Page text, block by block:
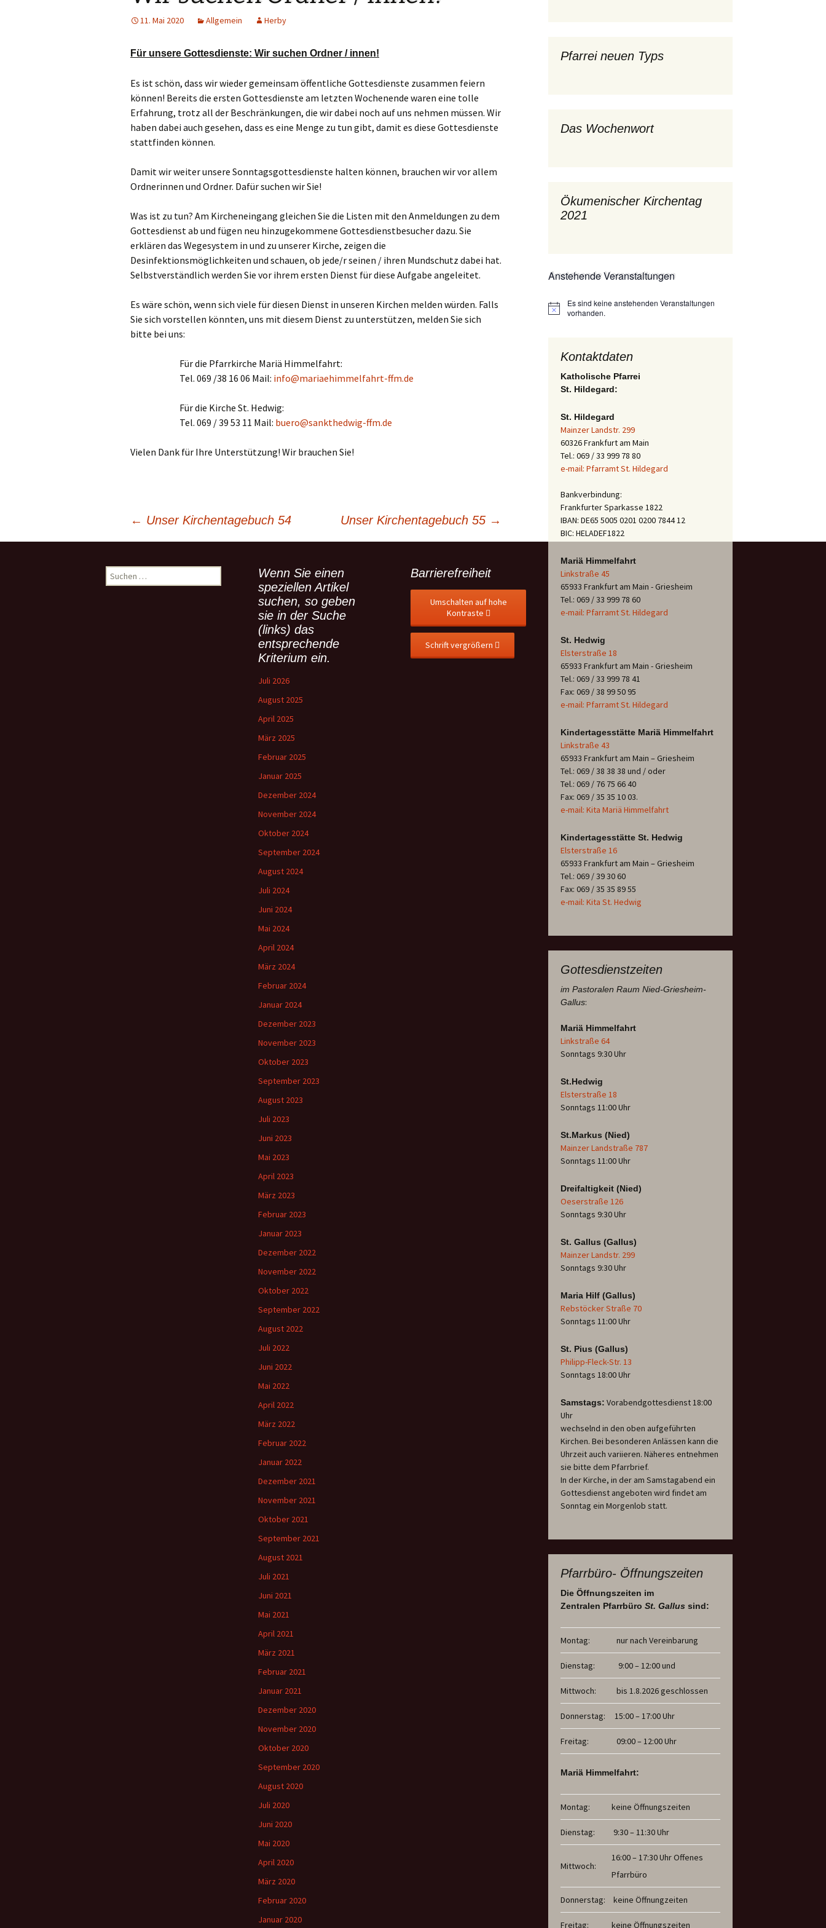
Hedwigsforum (ext. Link)
Link)
St. Gallus (ext. Link)
Haus am Dom (ext. Link)
Bartholomäus (ext. Link)
Link)
Bistum Limburg (ext.
Link)
Jugendkirche Jona (ext.
Vereinsring Griesheim
(ext. Link)
PGR-Wahl 2019
Prävention im Bistum
Limburg
Stadtkirchenforum
Stellenausschreibungen
Terminplan
Unsere Kirchen und
Gemeindehäuser
Kirche Mariä Himmelfahrt
Das Pfarrhaus
Haus im Haus
Himmelfahrt
Aus dem Archiv
Vermietungen
Wochenblatt
Startseite
Trauung
Eltern-Kind-GruppeSeniorenarbeit
Tauffamilien
Tauffamilien
Unser Wochenwort
11. Mai 2020 Allgemein Herby
Für unsere Gottesdienste: Wir suchen Ordner / innen!
Es ist schön, dass wir wieder gemeinsam öffentliche Gottesdienste zusammen feiern
können! Bereits die ersten Gottesdienste am letzten Wochenende waren eine tolle
Erfahrung, trotz all der Beschränkungen, die wir dabei noch auf uns nehmen müssen. Wir
haben dabei auch gesehen, dass es eine Menge zu tun gibt, damit es diese Gottesdienste
stattfinden können.
Damit wir weiter unsere Sonntagsgottesdienste halten können, brauchen wir vor allem
Ordnerinnen und Ordner. Dafür suchen wir Sie!
Was ist zu tun? Am Kircheneingang gleichen Sie die Listen mit den Anmeldungen zu dem
Gottesdienst ab und fügen neu hinzugekommene Gottesdienstbesucher dazu. Sie
erklären das Wegesystem in und zu unserer Kirche, zeigen die
Desinfektionsmöglichkeiten und schauen, ob jede/r seinen / ihren Mundschutz dabei hat.
Selbstverständlich werden Sie vor ihrem ersten Dienst für diese Aufgabe angeleitet.
Es wäre schön, wenn sich viele für diesen Dienst in unseren Kirchen melden würden. Falls
Sie sich vorstellen könnten, uns mit diesem Dienst zu unterstützen, melden Sie sich
bitte bei uns:
Für die Pfarrkirche Mariä Himmelfahrt:
Tel. 069 /38 16 06 Mail: info@mariaehimmelfahrt-ffm.de
Für die Kirche St. Hedwig:
Tel. 069 / 39 53 11 Mail: buero@sankthedwig-ffm.de
Vielen Dank für Ihre Unterstützung! Wir brauchen Sie!
Beitragsnavigation
← Unser Kirchentagebuch 54 Unser Kirchentagebuch 55 →
Pfarrei neuen Typs
Das Wochenwort
Ökumenischer Kirchentag
2021
Anstehende Veranstaltungen
Hinweis
Es sind keine anstehenden Veranstaltungen
vorhanden.
Kontaktdaten
Katholische Pfarrei
St. Hildegard:
St. Hildegard
Mainzer Landstr. 299
60326 Frankfurt am Main
Tel.: 069 / 33 999 78 80
e-mail: Pfarramt St. Hildegard
Bankverbindung:
Frankfurter Sparkasse 1822
IBAN: DE65 5005 0201 0200 7844 12
BIC: HELADEF1822
Mariä Himmelfahrt
Linkstraße 45
65933 Frankfurt am Main - Griesheim
Tel.: 069 / 33 999 78 60
e-mail: Pfarramt St. Hildegard
St. Hedwig
Elsterstraße 18
65933 Frankfurt am Main - Griesheim
Tel.: 069 / 33 999 78 41
Fax: 069 / 38 99 50 95
e-mail: Pfarramt St. Hildegard
Kindertagesstätte Mariä Himmelfahrt
Linkstraße 43
65933 Frankfurt am Main – Griesheim
Tel.: 069 / 38 38 38 und / oder
Tel.: 069 / 76 75 66 40
Fax: 069 / 35 35 10 03.
e-mail: Kita Mariä Himmelfahrt
Kindertagesstätte St. Hedwig
Elsterstraße 16
65933 Frankfurt am Main – Griesheim
Tel.: 069 / 39 30 60
Fax: 069 / 35 35 89 55
e-mail: Kita St. Hedwig
Gottesdienstzeiten
im Pastoralen Raum Nied-Griesheim-
Gallus:
Mariä Himmelfahrt
Linkstraße 64
Sonntags 9:30 Uhr
St.Hedwig
Elsterstraße 18
Sonntags 11:00 Uhr
St.Markus (Nied)
Mainzer Landstraße 787
Sonntags 11:00 Uhr
Dreifaltigkeit (Nied)
Oeserstraße 126
Sonntags 9:30 Uhr
St. Gallus (Gallus)
Mainzer Landstr. 299
Sonntags 9:30 Uhr
Maria Hilf (Gallus)
Rebstöcker Straße 70
Sonntags 11:00 Uhr
St. Pius (Gallus)
Philipp-Fleck-Str. 13
Sonntags 18:00 Uhr
Samstags: Vorabendgottesdienst 18:00
Uhr
wechselnd in den oben aufgeführten
Kirchen. Bei besonderen Anlässen kann die
Uhrzeit auch variieren. Näheres entnehmen
sie bitte dem Pfarrbrief.
In der Kirche, in der am Samstagabend ein
Gottesdienst angeboten wird findet am
Sonntag ein Morgenlob statt.
Pfarrbüro- Öffnungszeiten
Die Öffnungszeiten im
Zentralen Pfarrbüro St. Gallus sind:
Montag: nur nach Vereinbarung
Dienstag: 9:00 – 12:00 und
Mittwoch: bis 1.8.2026 geschlossen
Donnerstag: 15:00 – 17:00 Uhr
Freitag: 09:00 – 12:00 Uhr
Mariä Himmelfahrt:
Montag: keine Öffnungszeiten
Dienstag: 9:30 – 11:30 Uhr
Mittwoch:
16:00 – 17:30 Uhr Offenes
Pfarrbüro
Donnerstag: keine Öffnungzeiten
Freitag: keine Öffnungszeiten
u
Wenn Sie einen
speziellen Artikel
suchen, so geben
sie in der Suche
(links) das
entsprechende
Kriterium ein.
Juli 2026
August 2025
April 2025
März 2025
Februar 2025
Januar 2025
Dezember 2024
November 2024
Oktober 2024
September 2024
August 2024
Juli 2024
Juni 2024
Mai 2024
April 2024
März 2024
Februar 2024
Januar 2024
Dezember 2023
November 2023
Oktober 2023
September 2023
August 2023
Juli 2023
Juni 2023
Mai 2023
April 2023
März 2023
Februar 2023
Januar 2023
Dezember 2022
November 2022
Oktober 2022
September 2022
August 2022
Juli 2022
Juni 2022
Mai 2022
April 2022
März 2022
Februar 2022
Januar 2022
Dezember 2021
November 2021
Oktober 2021
September 2021
August 2021
Juli 2021
Juni 2021
Mai 2021
April 2021
März 2021
Februar 2021
Januar 2021
Dezember 2020
November 2020
Oktober 2020
September 2020
August 2020
Juli 2020
Juni 2020
Mai 2020
April 2020
März 2020
Februar 2020
Januar 2020
Barrierefreiheit
Umschalten auf hohe
Kontraste
Schrift vergrößern